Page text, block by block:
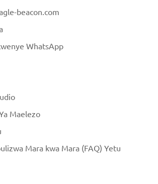
beacon.com
WhatsApp
Maelezo
Mara kwa Mara (FAQ) Yetu